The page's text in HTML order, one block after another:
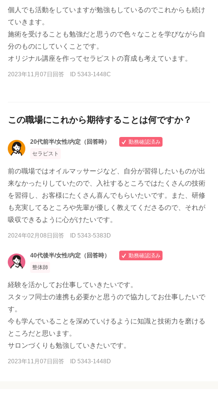
個人でも活動をしていますが勉強もしているのでこれからも続け
ていきます。
施術を受けることも勉強だと思うので色々なことを学びながら自
分のものにしていくことです。
オリジナル講座を作ってセラピストの育成も考えています。
2023年11月07日回答 ID 5343-1448C
この職場にこれから期待することは何ですか？
20代前半/女性/内定（回答時）
勤務確認済み
セラピスト
前の職場ではオイルマッサージなど、自分が習得したいものが出
来なかったりしていたので、入社するところではたくさんの技術
を習得し、お客様にたくさん喜んでもらいたいです。また、研修
も充実してるところや先輩が優しく教えてくださるので、それが
吸収できるように心がけたいです。
2024年02月08日回答 ID 5343-5383D
40代後半/女性/内定（回答時）
勤務確認済み
整体師
経験を活かしてお仕事していきたいです。
スタッフ同士の連携も必要かと思うので協力してお仕事したいで
す。
今も学んでいることを深めていけるように知識と技術力を磨ける
ところだと思います。
サロンづくりも勉強していきたいです。
2023年11月07日回答 ID 5343-1448D